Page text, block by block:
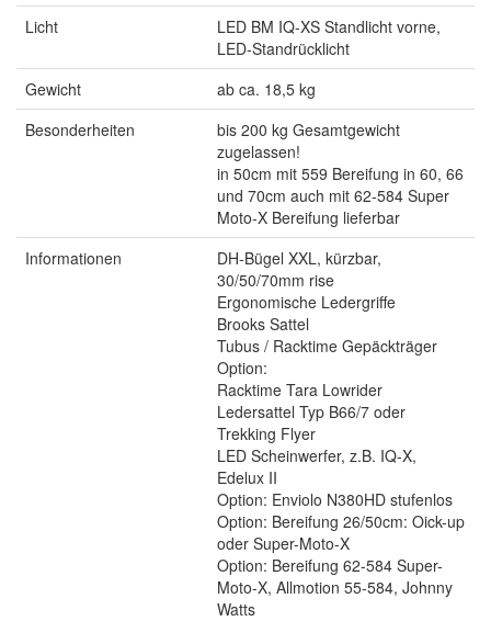
Licht
LED BM IQ-XS Standlicht vorne,
LED-Standrücklicht
Gewicht
ab ca. 18,5 kg
Besonderheiten
bis 200 kg Gesamtgewicht
zugelassen!
in 50cm mit 559 Bereifung in 60, 66
und 70cm auch mit 62-584 Super
Moto-X Bereifung lieferbar
Informationen
DH-Bügel XXL, kürzbar,
30/50/70mm rise
Ergonomische Ledergriffe
Brooks Sattel
Tubus / Racktime Gepäckträger
Option:
Racktime Tara Lowrider
Ledersattel Typ B66/7 oder
Trekking Flyer
LED Scheinwerfer, z.B. IQ-X,
Edelux II
Option: Enviolo N380HD stufenlos
Option: Bereifung 26/50cm: Oick-up
oder Super-Moto-X
Option: Bereifung 62-584 Super-
Moto-X, Allmotion 55-584, Johnny
Watts